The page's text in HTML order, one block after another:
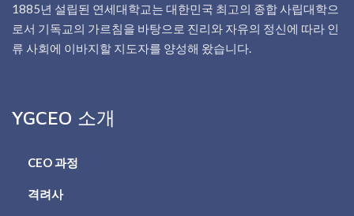
1885년 설립된 연세대학교는 대한민국 최고의 종합 사립대학으
로서 기독교의 가르침을 바탕으로 진리와 자유의 정신에 따라 인
류 사회에 이바지할 지도자를 양성해 왔습니다.
YGCEO 소개
CEO 과정
격려사